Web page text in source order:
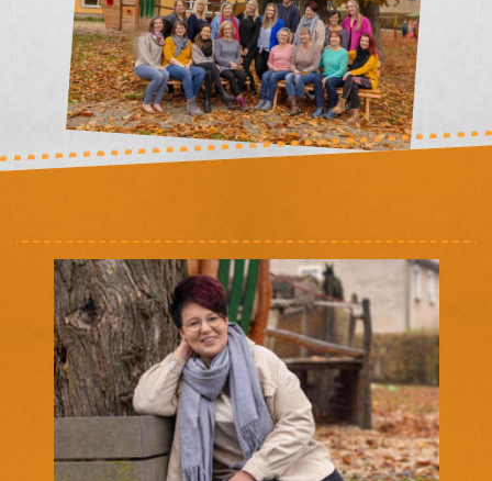
Preise für den Hort
Preise für das Essen